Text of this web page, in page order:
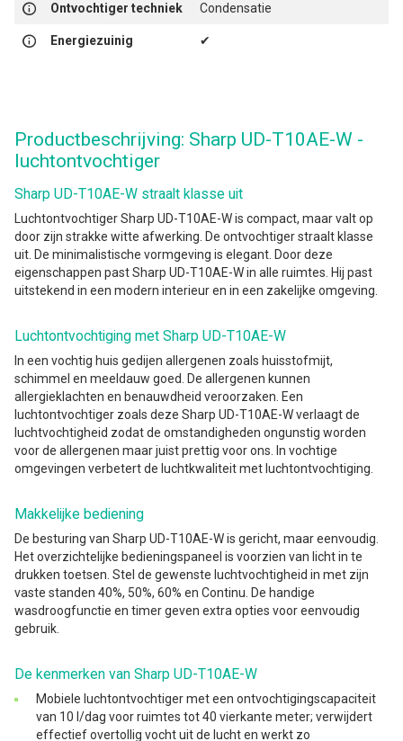
Ontvochtiger techniek Condensatie
Energiezuinig ✔
Productbeschrijving: Sharp UD-T10AE-W -
luchtontvochtiger
Sharp UD-T10AE-W straalt klasse uit
Luchtontvochtiger Sharp UD-T10AE-W is compact, maar valt op
door zijn strakke witte afwerking. De ontvochtiger straalt klasse
uit. De minimalistische vormgeving is elegant. Door deze
eigenschappen past Sharp UD-T10AE-W in alle ruimtes. Hij past
uitstekend in een modern interieur en in een zakelijke omgeving.
Luchtontvochtiging met Sharp UD-T10AE-W
In een vochtig huis gedijen allergenen zoals huisstofmijt,
schimmel en meeldauw goed. De allergenen kunnen
allergieklachten en benauwdheid veroorzaken. Een
luchtontvochtiger zoals deze Sharp UD-T10AE-W verlaagt de
luchtvochtigheid zodat de omstandigheden ongunstig worden
voor de allergenen maar juist prettig voor ons. In vochtige
omgevingen verbetert de luchtkwaliteit met luchtontvochtiging.
Makkelijke bediening
De besturing van Sharp UD-T10AE-W is gericht, maar eenvoudig.
Het overzichtelijke bedieningspaneel is voorzien van licht in te
drukken toetsen. Stel de gewenste luchtvochtigheid in met zijn
vaste standen 40%, 50%, 60% en Continu. De handige
wasdroogfunctie en timer geven extra opties voor eenvoudig
gebruik.
De kenmerken van Sharp UD-T10AE-W
Mobiele luchtontvochtiger met een ontvochtigingscapaciteit
van 10 l/dag voor ruimtes tot 40 vierkante meter; verwijdert
effectief overtollig vocht uit de lucht en werkt zo